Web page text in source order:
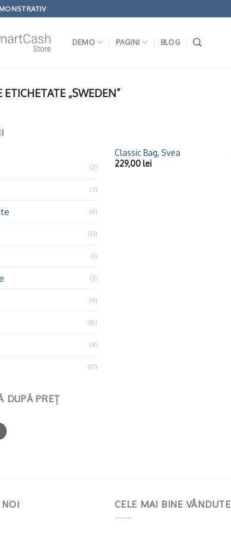
DEMO PAGINI BLOG
ETICHETATE „SWEDEN”
(2)
(3)
(4)
(13)
(1)
(3)
(4)
(10)
(4)
(17)
DUPĂ PREȚ
Classic Bag, Svea
229,00lei
NOI CELE MAI BINE VÂNDUTE